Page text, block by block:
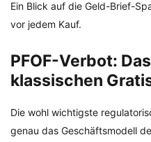
Ein Blick auf die Geld-Brief-
vor jedem Kauf.
PFOF-Verbot:
klassischen
Die wohl wichtigste
genau das Geschäftsmodell